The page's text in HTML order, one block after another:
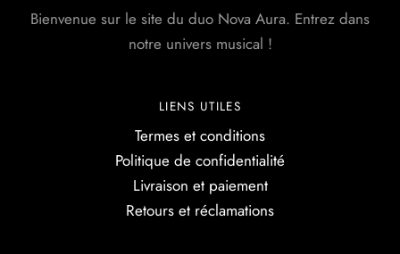
Bienvenue sur le site du duo Nova Aura. Entrez dans
notre univers musical !
LIENS UTILES
Termes et conditions
Politique de confidentialité
Livraison et paiement
Retours et réclamations